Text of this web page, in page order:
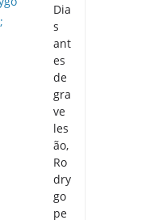
Dia
s
ant
es
de
gra
ve
les
ão,
Ro
dry
go
pe